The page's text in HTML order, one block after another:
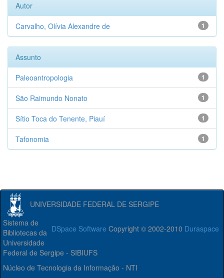
Autor
1
Carvalho, Olívia Alexandre de
Assunto
1
Paleoantropologia
1
São Raimundo Nonato
1
Sítio Toca do Tenente, Piauí
1
Tafonomia
UNIVERSIDADE FEDERAL DE SERGIPE
DSpace Software Copyright © 2002-2010 Duraspace
Sistema de
Bibliotecas da
Universidade
Federal de Sergipe - SIBIUFS
Núcleo de Tecnologia da Informação - NTI